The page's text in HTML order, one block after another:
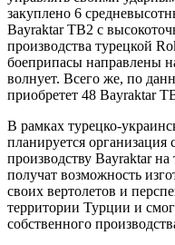
закуплено 6
Bayraktar TB2 с
производства турецкой
боеприпасы направлены
волнует. Всего же, по
приобретет 48 Bayraktar
В рамках турецко-
планируется организация
производству Bayraktar
получат возможность
своих вертолетов и
территории Турции и
собственного